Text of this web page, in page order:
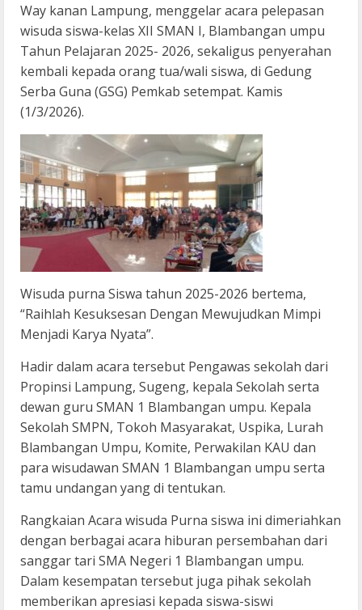
Way kanan Lampung, menggelar acara pelepasan
wisuda siswa-kelas XII SMAN I, Blambangan umpu
Tahun Pelajaran 2025- 2026, sekaligus penyerahan
kembali kepada orang tua/wali siswa, di Gedung
Serba Guna (GSG) Pemkab setempat. Kamis
(1/3/2026).
Wisuda purna Siswa tahun 2025-2026 bertema,
“Raihlah Kesuksesan Dengan Mewujudkan Mimpi
Menjadi Karya Nyata”.
Hadir dalam acara tersebut Pengawas sekolah dari
Propinsi Lampung, Sugeng, kepala Sekolah serta
dewan guru SMAN 1 Blambangan umpu. Kepala
Sekolah SMPN, Tokoh Masyarakat, Uspika, Lurah
Blambangan Umpu, Komite, Perwakilan KAU dan
para wisudawan SMAN 1 Blambangan umpu serta
tamu undangan yang di tentukan.
Rangkaian Acara wisuda Purna siswa ini dimeriahkan
dengan berbagai acara hiburan persembahan dari
sanggar tari SMA Negeri 1 Blambangan umpu.
Dalam kesempatan tersebut juga pihak sekolah
memberikan apresiasi kepada siswa-siswi